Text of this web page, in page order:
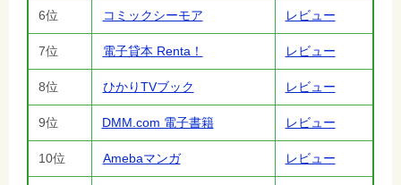
6位 コミックシーモア レビュー
7位 電子貸本 Renta！ レビュー
8位 ひかりTVブック レビュー
9位 DMM.com 電子書籍 レビュー
10位 Amebaマンガ レビュー